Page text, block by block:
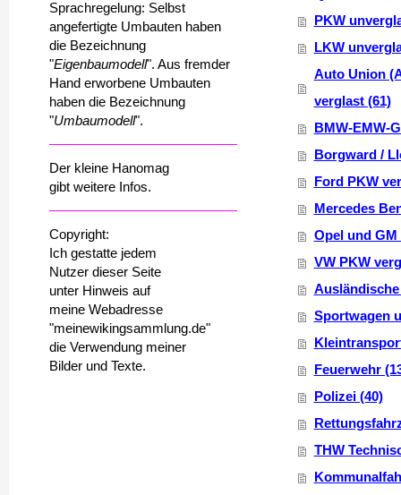
Sprachregelung: Selbst
angefertigte Umbauten haben
die Bezeichnung
"Eigenbaumodell". Aus fremder
Hand erworbene Umbauten
haben die Bezeichnung
"Umbaumodell".
Der kleine Hanomag
gibt weitere Infos.
Copyright:
Ich gestatte jedem
Nutzer dieser Seite
unter Hinweis auf
meine Webadresse
"meinewikingsammlung.de"
die Verwendung meiner
Bilder und Texte.
PKW
LKW
Auto Union
verglast (61)
BMW-EMW-
Borgward /
Ford PKW
Mercedes
Opel und GM
VW PKW
Ausländische
Sportwagen
Feuerwehr
Polizei (40)
THW